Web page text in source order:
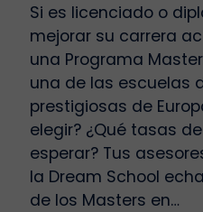
Si es licenciado o
mejorar su carrera
una Programa
una de las escuelas
prestigiosas de
elegir? ¿Qué tasas
esperar? Tus
la Dream School
de los Masters en…